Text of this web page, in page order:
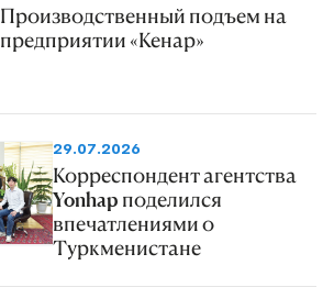
Производственный подъем на
предприятии «Кенар»
29.07.2026
Корреспондент агентства
Yonhap поделился
впечатлениями о
Туркменистане